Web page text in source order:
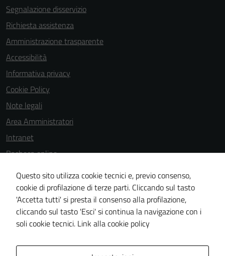
Segnalazione disservizio
Richiesta assistenza
Amministrazione trasparente
Accessibilità
Informativa privacy
Cookie Policy
Note legali
Area Amministratori
Intranet
Bacheca online
Dichiarazione di accessibilità
Dichiarazione di accessibilità e modalità di segnalazioni di non
conformità
Piano di miglioramento del sito
Questo sito utilizza cookie tecnici e, previo consenso,
cookie di profilazione di terze parti. Cliccando sul tasto
'Accetta tutti' si presta il consenso alla profilazione,
cliccando sul tasto 'Esci' si continua la navigazione con i
soli cookie tecnici. Link alla cookie policy